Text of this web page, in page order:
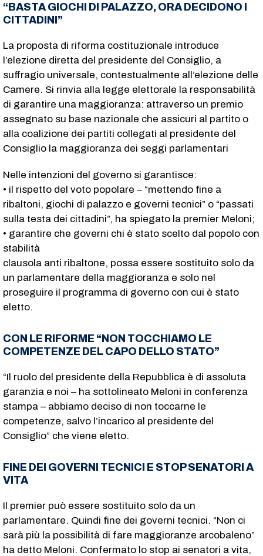
“BASTA GIOCHI DI PALAZZO, ORA DECIDONO I
CITTADINI”
La proposta di riforma costituzionale introduce
l’elezione diretta del presidente del Consiglio, a
suffragio universale, contestualmente all’elezione delle
Camere. Si rinvia alla legge elettorale la responsabilità
di garantire una maggioranza: attraverso un premio
assegnato su base nazionale che assicuri al partito o
alla coalizione dei partiti collegati al presidente del
Consiglio la maggioranza dei seggi parlamentari
Nelle intenzioni del governo si garantisce:
• il rispetto del voto popolare – “mettendo fine a
ribaltoni, giochi di palazzo e governi tecnici” o “passati
sulla testa dei cittadini”, ha spiegato la premier Meloni;
• garantire che governi chi è stato scelto dal popolo con
stabilità
clausola anti ribaltone, possa essere sostituito solo da
un parlamentare della maggioranza e solo nel
proseguire il programma di governo con cui è stato
eletto.
CON LE RIFORME “NON TOCCHIAMO LE
COMPETENZE DEL CAPO DELLO STATO”
“Il ruolo del presidente della Repubblica è di assoluta
garanzia e noi – ha sottolineato Meloni in conferenza
stampa – abbiamo deciso di non toccarne le
competenze, salvo l’incarico al presidente del
Consiglio” che viene eletto.
FINE DEI GOVERNI TECNICI E STOP SENATORI A
VITA
Il premier può essere sostituito solo da un
parlamentare. Quindi fine dei governi tecnici. “Non ci
sarà più la possibilità di fare maggioranze arcobaleno”
ha detto Meloni. Confermato lo stop ai senatori a vita,